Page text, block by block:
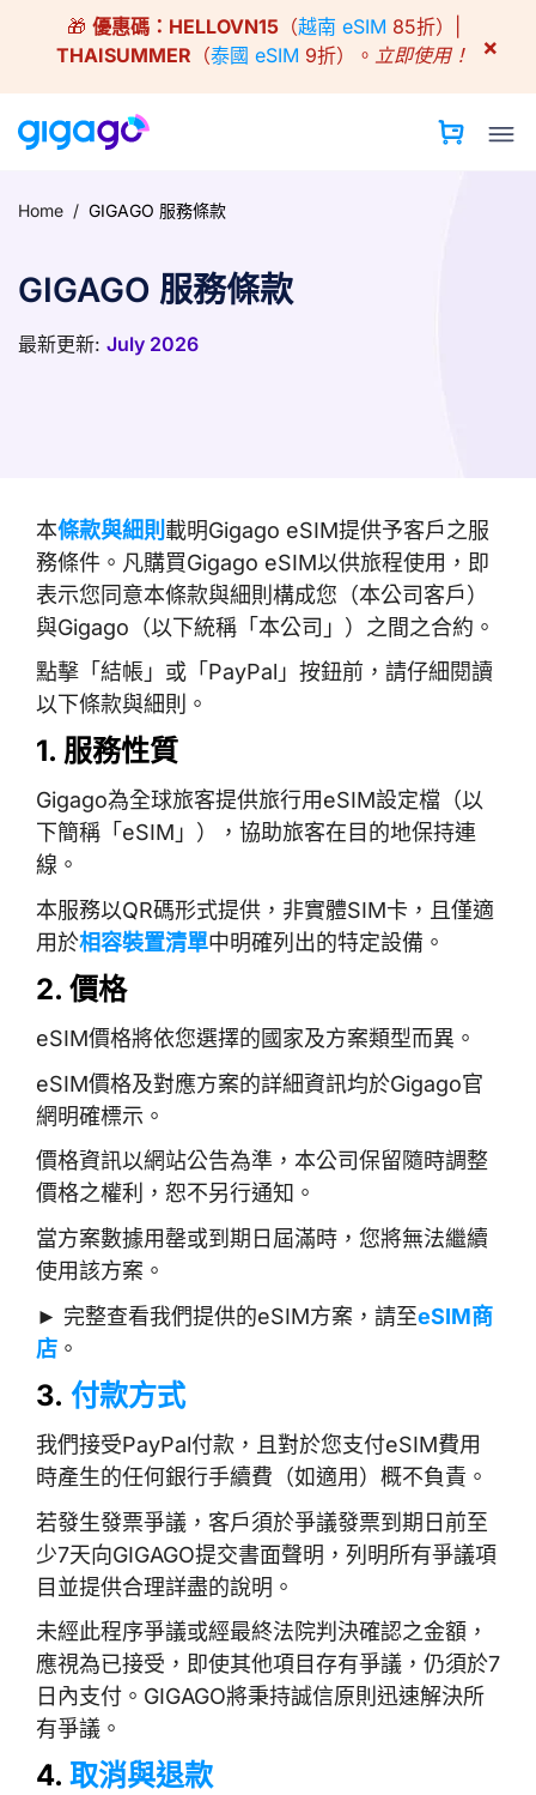
🎁 優惠碼： HELLOVN15（越南 eSIM 85折）|
THAISUMMER （泰國 eSIM 9折）。 立即使用！ ×
Home / GIGAGO 服務條款
GIGAGO 服務條款
最新更新: July 2026
本條款與細則 載明Gigago eSIM提供予客戶之服
務條件。凡購買Gigago eSIM以供旅程使用，即
表示您同意本條款與細則構成您（本公司客戶）
與Gigago（以下統稱「本公司」）之間之合約。
點擊「結帳」或「PayPal」按鈕前，請仔細閱讀
以下條款與細則。
1. 服務性質
Gigago為全球旅客提供旅行用eSIM設定檔（以
下簡稱「eSIM」），協助旅客在目的地保持連
線。
本服務以QR碼形式提供，非實體SIM卡，且僅適
用於相容裝置清單中明確列出的特定設備。
2. 價格
eSIM價格將依您選擇的國家及方案類型而異。
eSIM價格及對應方案的詳細資訊均於Gigago官
網明確標示。
價格資訊以網站公告為準，本公司保留隨時調整
價格之權利，恕不另行通知。
當方案數據用罄或到期日屆滿時，您將無法繼續
使用該方案。
► 完整查看我們提供的eSIM方案，請至eSIM商
店 。
3. 付款方式
我們接受PayPal付款，且對於您支付eSIM費用
時產生的任何銀行手續費（如適用）概不負責。
若發生發票爭議，客戶須於爭議發票到期日前至
少7天向GIGAGO提交書面聲明，列明所有爭議項
目並提供合理詳盡的說明。
未經此程序爭議或經最終法院判決確認之金額，
應視為已接受，即使其他項目存有爭議，仍須於7
日內支付。GIGAGO將秉持誠信原則迅速解決所
有爭議。
4. 取消與退款